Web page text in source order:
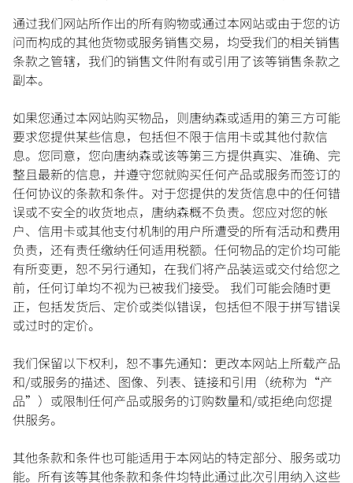
通过我们网站所作出的所有购物或通过本网站或由于您的访
问而构成的其他货物或服务销售交易，均受我们的相关销售
条款之管辖，我们的销售文件附有或引用了该等销售条款之
副本。
如果您通过本网站购买物品，则唐纳森或适用的第三方可能
要求您提供某些信息，包括但不限于信用卡或其他付款信
息。您同意，您向唐纳森或该等第三方提供真实、准确、完
整且最新的信息，并遵守您就购买任何产品或服务而签订的
任何协议的条款和条件。对于您提供的发货信息中的任何错
误或不安全的收货地点，唐纳森概不负责。您应对您的帐
户、信用卡或其他支付机制的用户所遭受的所有活动和费用
负责，还有责任缴纳任何适用税额。任何物品的定价均可能
有所变更，恕不另行通知，在我们将产品装运或交付给您之
前，任何订单均不视为已被我们接受。 我们可能会随时更
正，包括发货后、定价或类似错误，包括但不限于拼写错误
或过时的定价。
我们保留以下权利，恕不事先通知：更改本网站上所载产品
和/或服务的描述、图像、列表、链接和引用（统称为“产
品”）或限制任何产品或服务的订购数量和/或拒绝向您提
供服务。
其他条款和条件也可能适用于本网站的特定部分、服务或功
能。所有该等其他条款和条件均特此通过此次引用纳入这些